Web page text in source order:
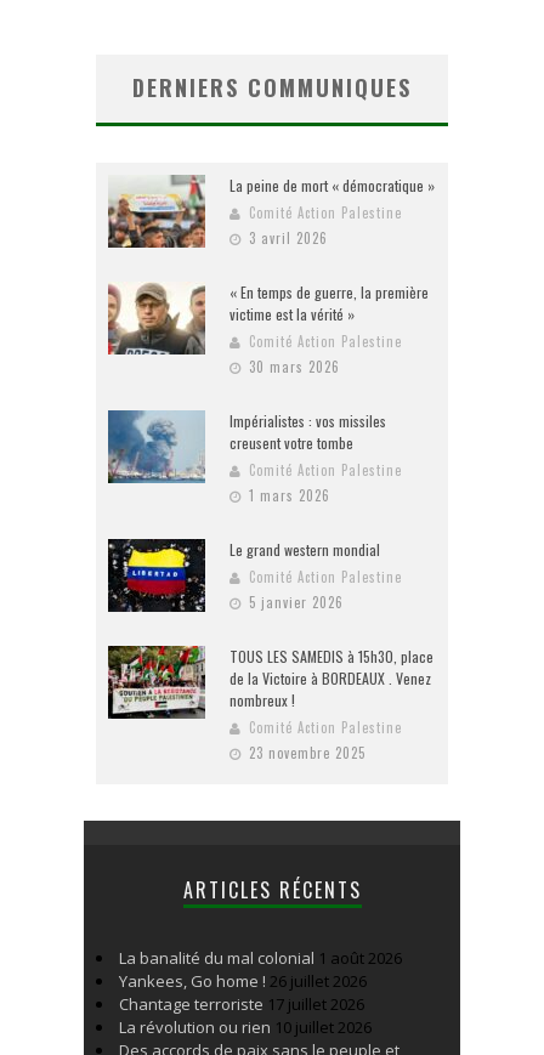
DERNIERS COMMUNIQUES
La peine de mort « démocratique »
Comité Action Palestine
3 avril 2026
« En temps de guerre, la première
victime est la vérité »
Comité Action Palestine
30 mars 2026
Impérialistes : vos missiles
creusent votre tombe
Comité Action Palestine
1 mars 2026
Le grand western mondial
Comité Action Palestine
5 janvier 2026
TOUS LES SAMEDIS à 15h30, place
de la Victoire à BORDEAUX . Venez
nombreux !
Comité Action Palestine
23 novembre 2025
ARTICLES RÉCENTS
La banalité du mal colonial 1 août 2026
Yankees, Go home ! 26 juillet 2026
Chantage terroriste 17 juillet 2026
La révolution ou rien 10 juillet 2026
Des accords de paix sans le peuple et